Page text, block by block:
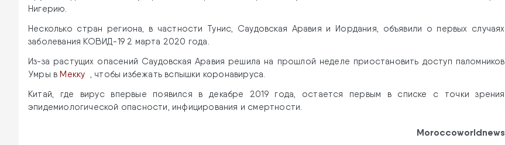
Нигерию.
Несколько стран региона, в частности Тунис, Саудовская Аравия и Иордания, объявили о первых случаях
заболевания КОВИД-19 2 марта 2020 года.
Из-за растущих опасений Саудовская Аравия решила на прошлой неделе приостановить доступ паломников
Умры в Мекку , чтобы избежать вспышки коронавируса.
Китай, где вирус впервые появился в декабре 2019 года, остается первым в списке с точки зрения
эпидемиологической опасности, инфицирования и смертности.
Moroccoworldnews